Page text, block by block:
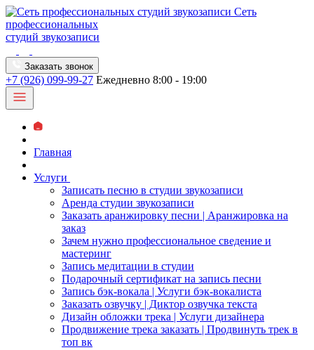
Сеть
профессиональных
студий звукозаписи
Заказать звонок
+7 (926) 099-99-27 Ежедневно 8:00 - 19:00
Главная
Услуги
Записать песню в студии звукозаписи
Аренда студии звукозаписи
Заказать аранжировку песни | Аранжировка на
заказ
Зачем нужно профессиональное сведение и
мастеринг
Запись медитации в студии
Подарочный сертификат на запись песни
Запись бэк-вокала | Услуги бэк-вокалиста
Заказать озвучку | Диктор озвучка текста
Дизайн обложки трека | Услуги дизайнера
Продвижение трека заказать | Продвинуть трек в
топ вк